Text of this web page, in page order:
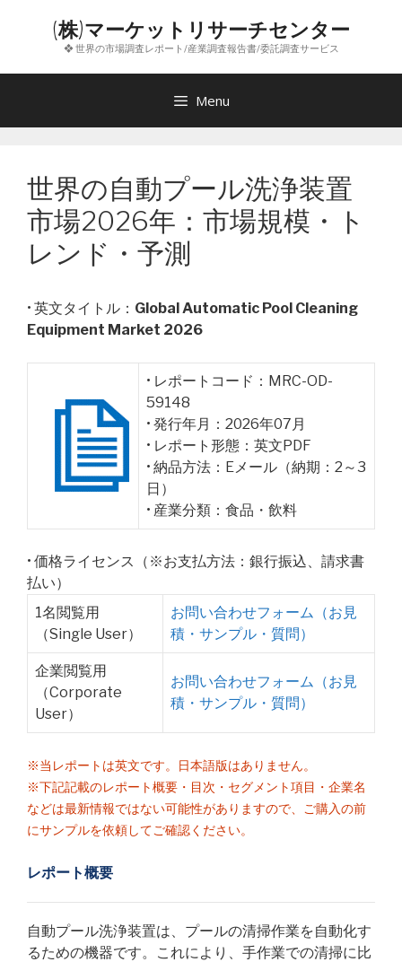
ン
(株)マーケットリサーチセンター
❖ 世界の市場調査レポート/産業調査報告書/委託調査サービス
Menu
世界の自動プール洗浄装置
市場2026年：市場規模・ト
レンド・予測
• 英文タイトル： Global Automatic Pool Cleaning
Equipment Market 2026
• レポートコード：MRC-OD-
59148
• 発行年月：2026年07月
• レポート形態：英文PDF
• 納品方法：Eメール（納期：2～3
日）
• 産業分類：食品・飲料
• 価格ライセンス（※お支払方法：銀行振込、請求書
払い）
1名閲覧用
（Single User）
お問い合わせフォーム（お見
積・サンプル・質問）
企業閲覧用
（Corporate
User）
お問い合わせフォーム（お見
積・サンプル・質問）
※当レポートは英文です。日本語版はありません。
※下記記載のレポート概要・目次・セグメント項目・企業名
などは最新情報ではない可能性がありますので、ご購入の前
にサンプルを依頼してご確認ください。
レポート概要
自動プール洗浄装置は、プールの清掃作業を自動化す
るための機器です。これにより、手作業での清掃に比